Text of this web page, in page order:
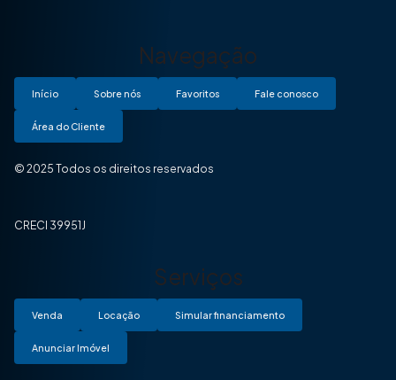
Navegação
Início Sobre nós Favoritos Fale conosco
Área do Cliente
© 2025 Todos os direitos reservados
CRECI 39951J
Serviços
Venda Locação Simular financiamento
Anunciar Imóvel